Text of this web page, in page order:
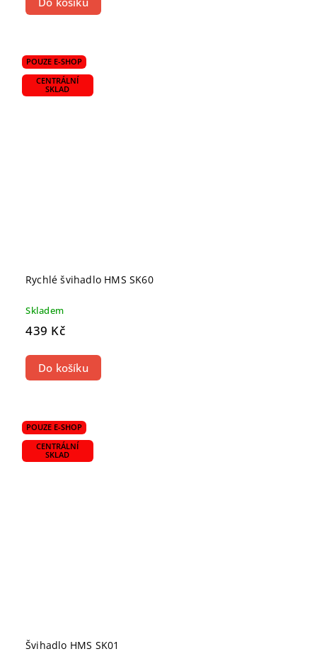
POUZE E-SHOP
CENTRÁLNÍ
SKLAD
Rychlé švihadlo HMS SK60
Skladem
439 Kč
Do košíku
POUZE E-SHOP
CENTRÁLNÍ
SKLAD
Švihadlo HMS SK01